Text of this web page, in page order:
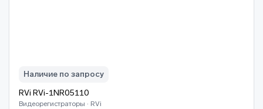
Наличие по запросу
RVi RVi-1NR05110
Видеорегистраторы · RVi